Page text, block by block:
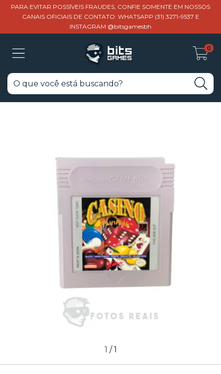
PARA EVITAR POSSÍVEIS FRAUDES, CONFIE SOMENTE EM NOSSOS
CANAIS OFICIAIS DE CONTATO: WHATSAPP (31) 3271-9537 E
INSTAGRAM @bitsgamesbh
0
1 /1